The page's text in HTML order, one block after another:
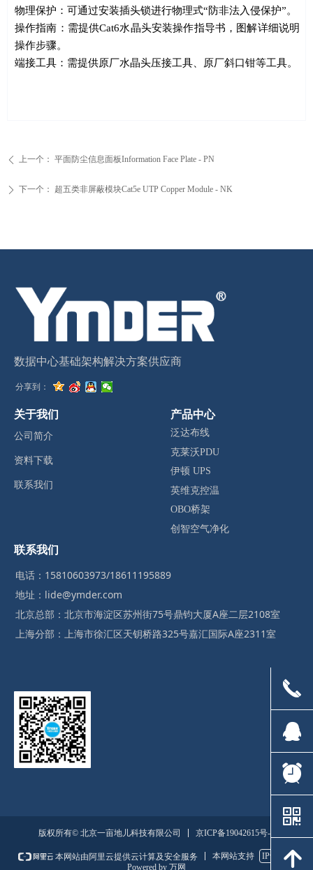
物理保护：可通过安装插头锁进行物理式“防非法入侵保护”。
操作指南：需提供Cat6水晶头安装操作指导书，图解详细说明
操作步骤。
端接工具：需提供原厂水晶头压接工具、原厂斜口钳等工具。
ꄴ 上一个： 平面防尘信息面板Information Face Plate - PN
ꄲ 下一个： 超五类非屏蔽模块Cat5e UTP Copper Module - NK
数据中心基础架构解决方案供应商
分享到：
公司简介
资料下载
联系我们
关于我们 产品中心
泛达布线
克莱沃PDU
伊顿 UPS
英维克控温
OBO桥架
创智空气净化
联系我们
电话：15810603973/18611195889
地址：lide@ymder.com
北京总部：北京市海淀区苏州街75号鼎钧大厦A座二层2108室
上海分部：上海市徐汇区天钥桥路325号嘉汇国际A座2311室
版权所有© 北京一亩地儿科技有限公司 京ICP备19042615号-1
本网站由阿里云提供云计算及安全服务 本网站支持
IPv6
Powered by 万网
끅
뀩
뀥
낃
녕